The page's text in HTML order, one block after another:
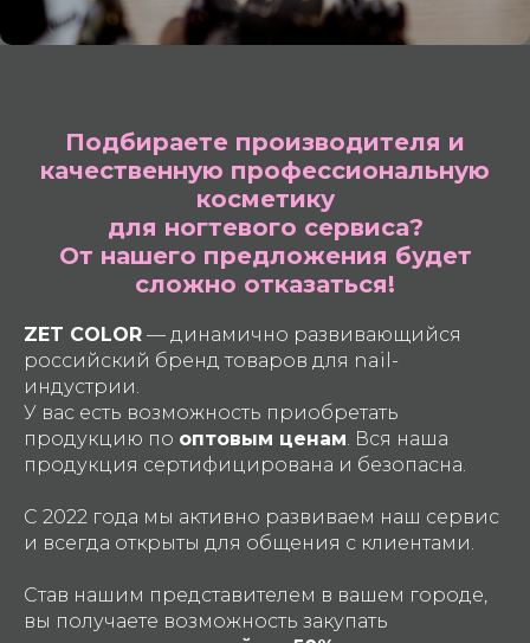
Подбираете производителя и
качественную профессиональную
косметику
для ногтевого сервиса?
От нашего предложения будет
сложно отказаться!
ZET COLOR — динамично развивающийся
российский бренд товаров для nail-
индустрии.
У вас есть возможность приобретать
продукцию по оптовым ценам. Вся наша
продукция сертифицирована и безопасна.
С 2022 года мы активно развиваем наш сервис
и всегда открыты для общения с клиентами.
Став нашим представителем в вашем городе,
вы получаете возможность закупать